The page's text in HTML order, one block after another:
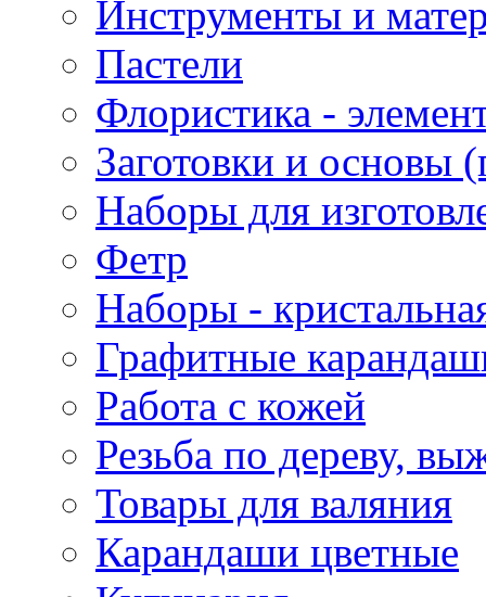
Инструменты и
Пастели
Флористика -
Заготовки и основы
Наборы для
Фетр
Наборы -
Графитные
Работа с кожей
Резьба по дереву,
Товары для валяния
Карандаши цветные